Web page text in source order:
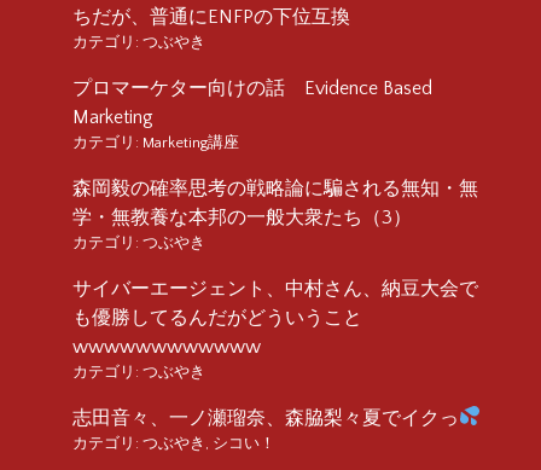
ちだが、普通にENFPの下位互換
カテゴリ: つぶやき
プロマーケター向けの話 Evidence Based
Marketing
カテゴリ: Marketing講座
森岡毅の確率思考の戦略論に騙される無知・無
学・無教養な本邦の一般大衆たち（3）
カテゴリ: つぶやき
サイバーエージェント、中村さん、納豆大会で
も優勝してるんだがどういうこと
wwwwwwwwwwww
カテゴリ: つぶやき
志田音々、一ノ瀬瑠奈、森脇梨々夏でイクっ
カテゴリ: つぶやき シコい！